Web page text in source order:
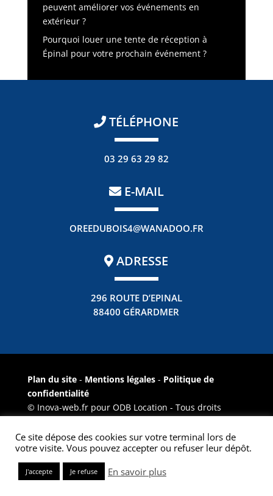
peuvent améliorer vos événements en
extérieur ?
Pourquoi louer une tente de réception à
Épinal pour votre prochain événement ?
TÉLÉPHONE
03 29 63 29 82
E-MAIL
OREEDUBOIS4@WANADOO.FR
ADRESSE
296 ROUTE D’EPINAL
88400 GÉRARDMER
Plan du site- Mentions légales - Politique de
confidentialité
© Inova-web.fr pour ODB Location - Tous droits
NOUS APPELER
Ce site dépose des cookies sur votre terminal lors de
votre visite. Vous pouvez accepter ou refuser leur dépôt.
J'accepte Je refuse En savoir plus